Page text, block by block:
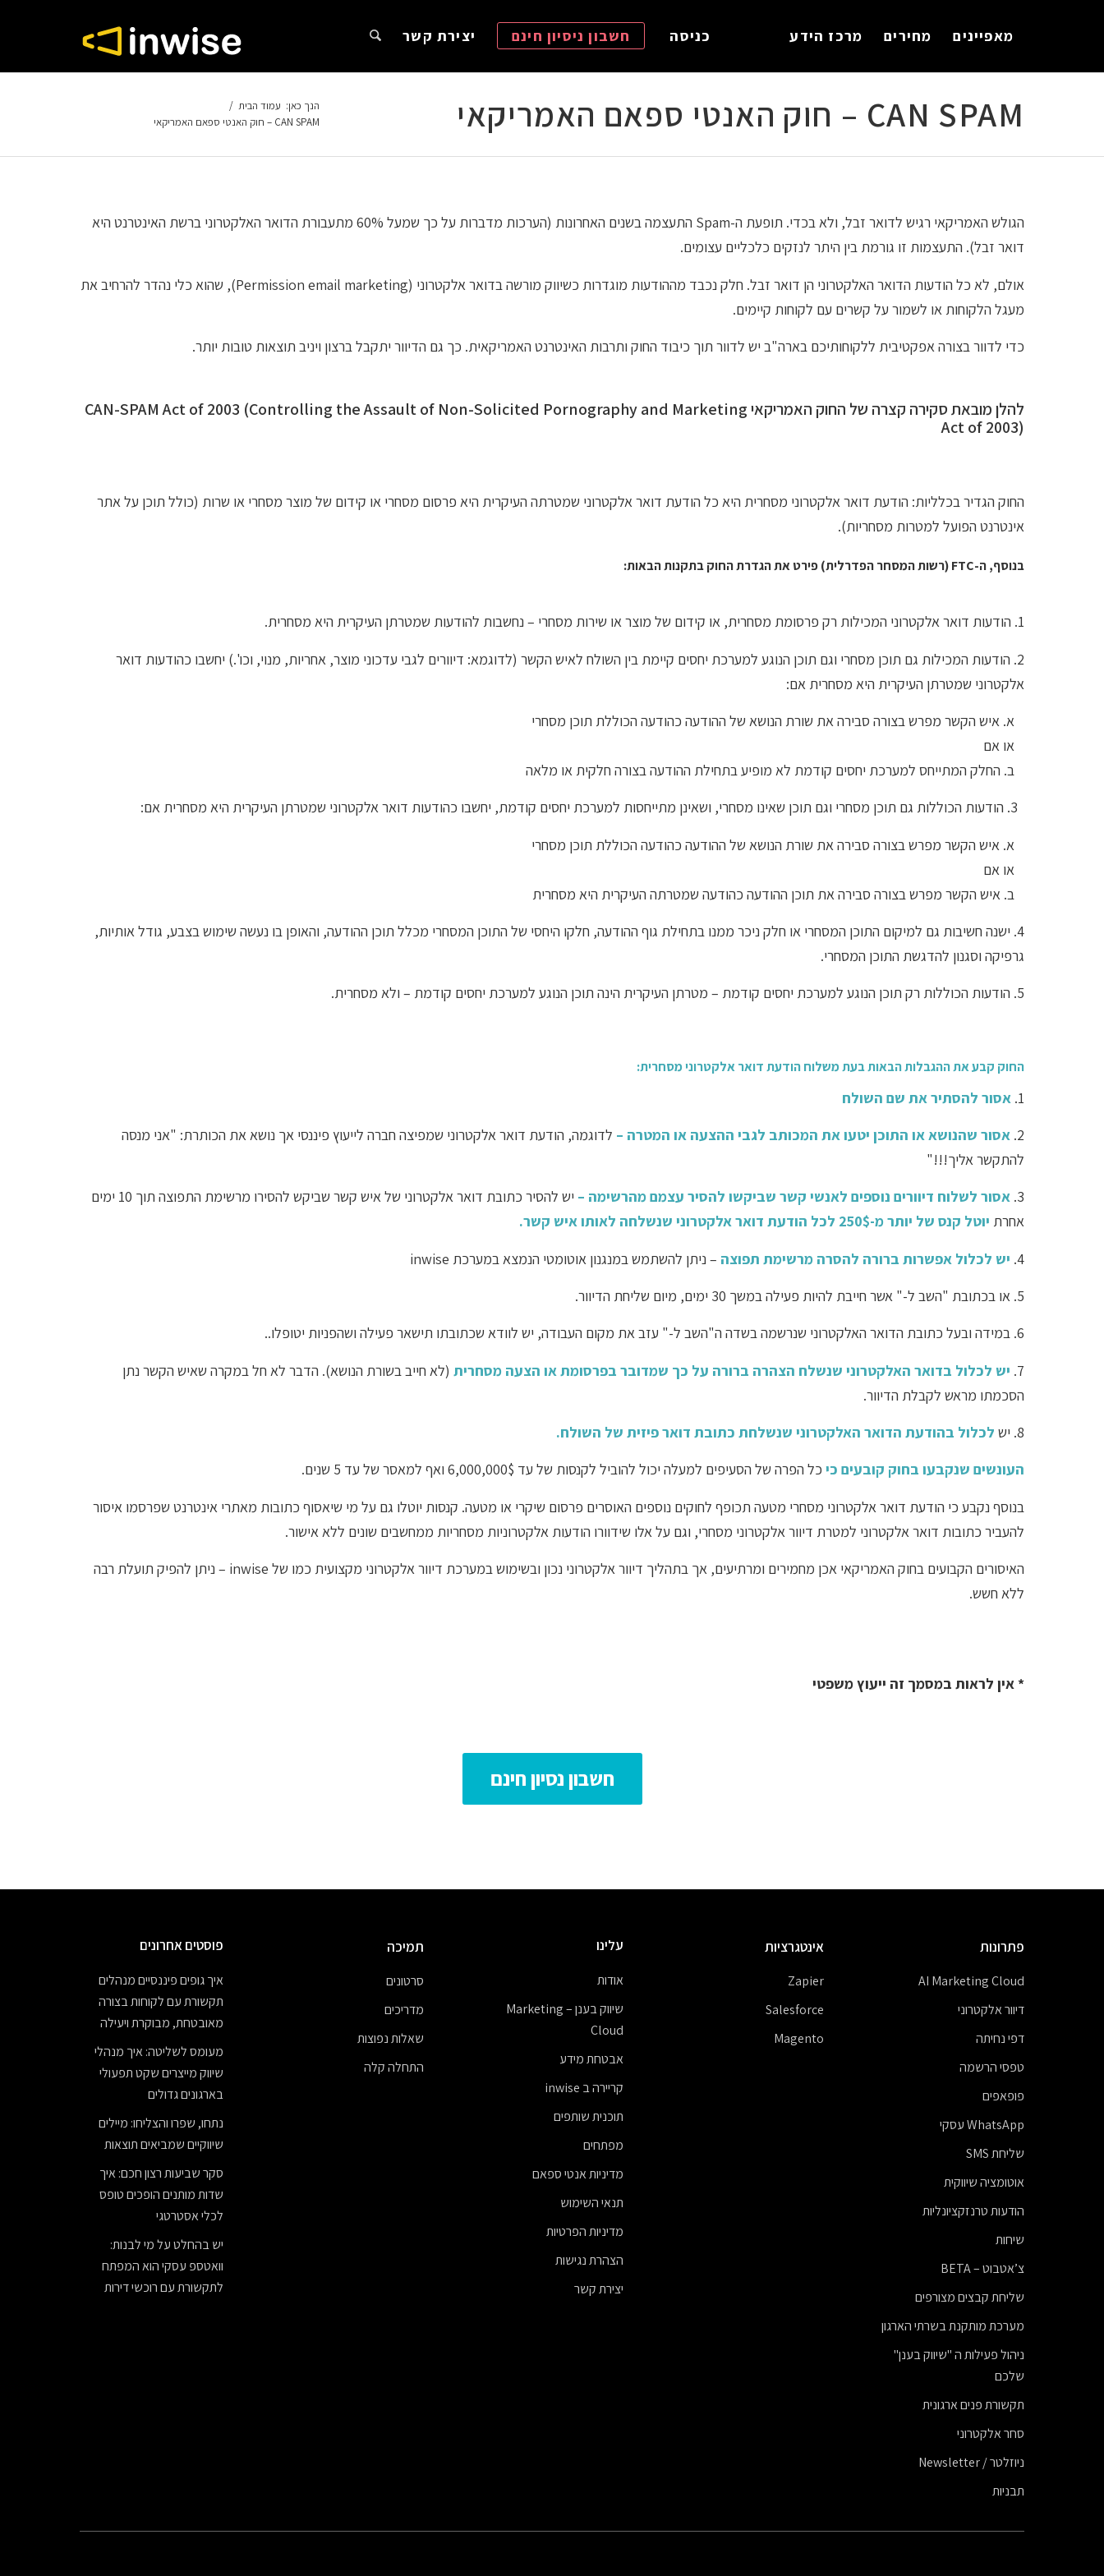
מאפיינים מחירים מרכז הידע כניסה חשבון ניסיון חינם יצירת קשר
CAN SPAM – חוק האנטי ספאם האמריקאי הנך כאן: עמוד הבית /
CAN SPAM – חוק האנטי ספאם האמריקאי
הגולש האמריקאי רגיש לדואר זבל, ולא בכדי. תופעת ה-Spam התעצמה בשנים האחרונות (הערכות מדברות על כך שמעל 60% מתעבורת הדואר האלקטרוני ברשת האינטרנט היא
דואר זבל). התעצמות זו גורמת בין היתר לנזקים כלכליים עצומים.
אולם, לא כל הודעות הדואר האלקטרוני הן דואר זבל. חלק נכבד מההודעות מוגדרות כשיווק מורשה בדואר אלקטרוני (Permission email marketing), שהוא כלי נהדר להרחיב את
מעגל הלקוחות או לשמור על קשרים עם לקוחות קיימים.
כדי לדוור בצורה אפקטיבית ללקוחותיכם בארה"ב יש לדוור תוך כיבוד החוק ותרבות האינטרנט האמריקאית. כך גם הדיוור יתקבל ברצון ויניב תוצאות טובות יותר.
להלן מובאת סקירה קצרה של החוק האמריקאי CAN-SPAM Act of 2003 (Controlling the Assault of Non-Solicited Pornography and Marketing
Act of 2003)
החוק הגדיר בכלליות: הודעת דואר אלקטרוני מסחרית היא כל הודעת דואר אלקטרוני שמטרתה העיקרית היא פרסום מסחרי או קידום של מוצר מסחרי או שרות (כולל תוכן על אתר
אינטרנט הפועל למטרות מסחריות).
בנוסף, ה-FTC (רשות המסחר הפדרלית) פירט את הגדרת החוק בתקנות הבאות:
1. הודעות דואר אלקטרוני המכילות רק פרסומת מסחרית, או קידום של מוצר או שירות מסחרי – נחשבות להודעות שמטרתן העיקרית היא מסחרית.
2. הודעות המכילות גם תוכן מסחרי וגם תוכן הנוגע למערכת יחסים קיימת בין השולח לאיש הקשר (לדוגמא: דיוורים לגבי עדכוני מוצר, אחריות, מנוי, וכו'.) יחשבו כהודעות דואר
אלקטרוני שמטרתן העיקרית היא מסחרית אם:
א. איש הקשר מפרש בצורה סבירה את שורת הנושא של ההודעה כהודעה הכוללת תוכן מסחרי
או אם
ב. החלק המתייחס למערכת יחסים קודמת לא מופיע בתחילת ההודעה בצורה חלקית או מלאה
הודעות הכוללות גם תוכן מסחרי וגם תוכן שאינו מסחרי, ושאינן מתייחסות למערכת יחסים קודמת, יחשבו כהודעות דואר אלקטרוני שמטרתן העיקרית היא מסחרית אם:
א. איש הקשר מפרש בצורה סבירה את שורת הנושא של ההודעה כהודעה הכוללת תוכן מסחרי
או אם
ב. איש הקשר מפרש בצורה סבירה את תוכן ההודעה כהודעה שמטרתה העיקרית היא מסחרית
4. ישנה חשיבות גם למיקום התוכן המסחרי או חלק ניכר ממנו בתחילת גוף ההודעה, חלקו היחסי של התוכן המסחרי מכלל תוכן ההודעה, והאופן בו נעשה שימוש בצבע, גודל אותיות,
גרפיקה וסגנון להדגשת התוכן המסחרי.
5. הודעות הכוללות רק תוכן הנוגע למערכת יחסים קודמת – מטרתן העיקרית הינה תוכן הנוגע למערכת יחסים קודמת – ולא מסחרית.
החוק קבע את ההגבלות הבאות בעת משלוח הודעת דואר אלקטרוני מסחרית:
1. אסור להסתיר את שם השולח
2. אסור שהנושא או התוכן יטעו את המכותב לגבי ההצעה או המטרה – לדוגמה, הודעת דואר אלקטרוני שמפיצה חברה לייעוץ פיננסי אך נושא את הכותרת: "אני מנסה
להתקשר אליך!!!"
3. אסור לשלוח דיוורים נוספים לאנשי קשר שביקשו להסיר עצמם מהרשימה –
יש להסיר כתובת דואר אלקטרוני של איש קשר שביקש להסירו מרשימת התפוצה תוך 10 ימים
אחרת יוטל קנס של יותר מ-250$ לכל הודעת דואר אלקטרוני שנשלחה לאותו איש קשר.
4. יש לכלול אפשרות ברורה להסרה מרשימת תפוצה – ניתן להשתמש במנגנון אוטומטי הנמצא במערכת inwise
5. א
ו בכתובת "השב ל-" אשר חייבת להיות פעילה במשך 30 ימים, מיום שליחת הדיוור.
6. במידה ובעל כתובת הדואר האלקטרוני שנרשמה בשדה ה"השב ל-" עזב את מקום העבודה, יש לוודא שכתובתו תישאר פעילה
ושהפניות יטופלו..
7. יש לכלול בדואר האלקטרוני שנשלח הצהרה ברורה על כך שמדובר בפרסומת או הצעה מסחרית (לא חייב בשורת הנושא). הדבר לא חל במקרה שאיש הקשר נתן
הסכמתו מראש לקבלת הדיוור.
8. יש
לכלול בהודעת הדואר האלקטרוני שנשלחת כתובת דואר פיזית של השולח.
העונשים שנקבעו בחוק קובעים כי כל הפרה של הסעיפים למעלה יכול להוביל לקנסות של עד 6,000,000$ ואף למאסר של עד 5 שנים.
בנוסף נקבע כי הודעת דואר אלקטרוני מסחרי מטעה תכופף לחוקים נוספים האוסרים פרסום שיקרי או מטעה. קנסות יוטלו גם על מי שיאסוף כתובות מאתרי אינטרנט שפרסמו איסור
להעביר כתובות דואר אלקטרוני למטרת דיוור אלקטרוני מסחרי, וגם על אלו שידוורו הודעות אלקטרוניות מסחריות ממחשבים שונים ללא אישור.
האיסורים הקבועים בחוק האמריקאי אכן מחמירים ומרתיעים, אך בתהליך דיוור אלקטרוני נכון ובשימוש במערכת דיוור אלקטרוני מקצועית כמו של inwise – ניתן להפיק תועלת רבה
ללא חשש.
* אין לראות במסמך זה ייעוץ משפטי
חשבון נסיון חינם
פתרונות
AI Marketing Cloud
דיוור אלקטרוני
דפי נחיתה
טפסי הרשמה
פופאפים
WhatsApp עסקי
שליחת SMS
אוטומציה שיווקית
הודעות טרנזקציונליות
שיחות
צ’אטבוט – BETA
שליחת קבצים מצורפים
מערכת מותקנת בשרתי הארגון
ניהול פעילות ה "שיווק בענן"
שלכם
תקשורת פנים ארגונית
סחר אלקטרוני
ניוזלטר / Newsletter
תבניות
אינטגרציות
Zapier
Salesforce
Magento
עלינו
אודות
שיווק בענן – Marketing
Cloud
אבטחת מידע
קריירה ב inwise
תוכנית שותפים
מפתחים
מדיניות אנטי ספאם
תנאי השימוש
מדיניות הפרטיות
הצהרת נגישות
יצירת קשר
תמיכה
סרטונים
מדריכים
שאלות נפוצות
התחלה קלה
פוסטים אחרונים
איך גופים פיננסיים מנהלים
תקשורת עם לקוחות בצורה
מאובטחת, מבוקרת ויעילה
מעומס לשליטה: איך מנהלי
שיווק מייצרים שקט תפעולי
בארגונים גדולים
נתחו, שפרו והצליחו: מיילים
שיווקיים שמביאים תוצאות
סקר שביעות רצון חכם: איך
שדות מותנים הופכים טופס
לכלי אסטרטגי
יש בהחלט על מי לבנות:
וואטספ עסקי הוא המפתח
לתקשורת עם רוכשי דירות